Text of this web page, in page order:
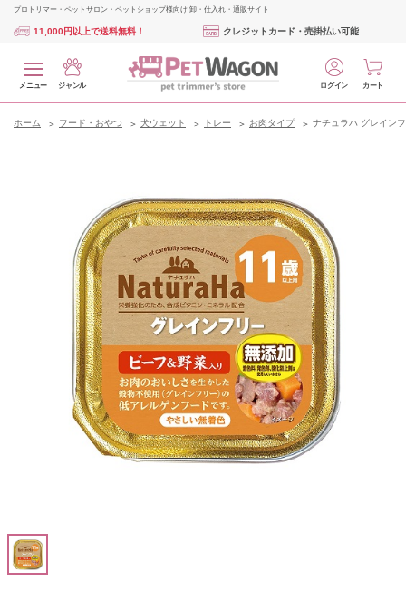
プロトリマー・ペットサロン・ペットショップ様向け 卸・仕入れ・通販サイト
11,000円以上で送料無料！ クレジットカード・売掛払い可能
メニュー ジャンル ログイン カート
ホーム フード・おやつ 犬ウェット トレー お肉タイプ ナチュラハ グレイン